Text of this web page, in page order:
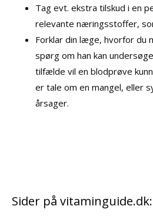
Tag evt. ekstra tilskud i en
relevante næringsstoffer,
Forklar din læge, hvorfor du
spørg om han kan
tilfælde vil en blodprøve
er tale om en mangel, eller
årsager.
Sider på vitaminguide.dk: